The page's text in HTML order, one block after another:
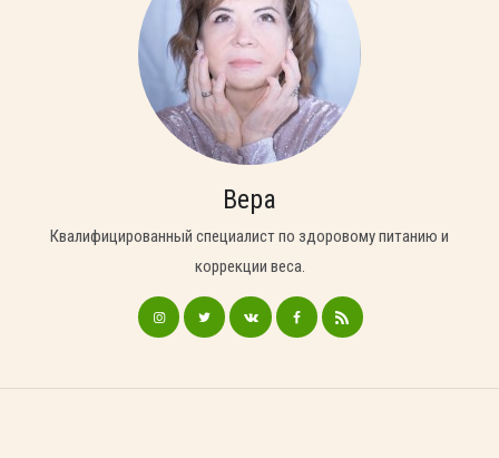
Вера
Квалифицированный специалист по здоровому питанию и
коррекции веса.